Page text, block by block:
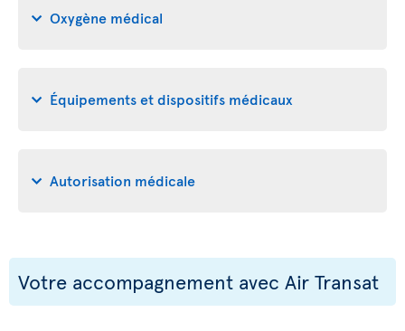
Oxygène médical
Équipements et dispositifs médicaux
Autorisation médicale
Votre accompagnement avec Air Transat